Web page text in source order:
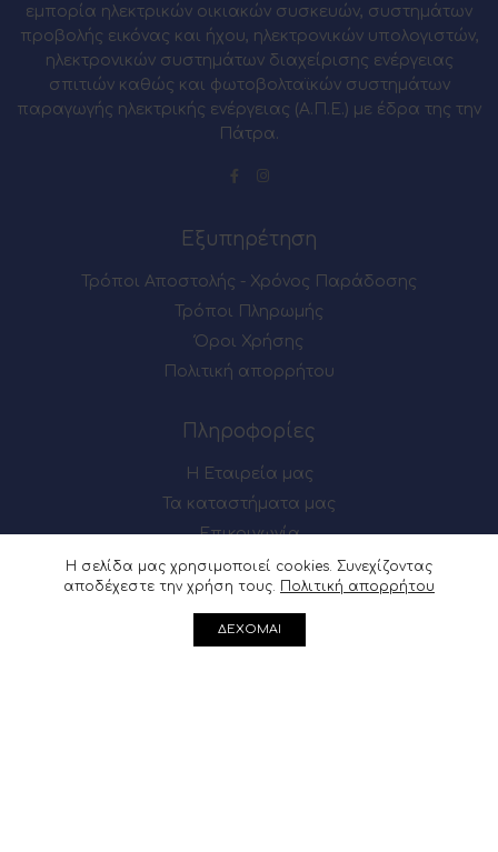
εμπορία ηλεκτρικών οικιακών συσκευών, συστημάτων
προβολής εικόνας και ήχου, ηλεκτρονικών υπολογιστών,
ηλεκτρονικών συστημάτων διαχείρισης ενέργειας
σπιτιών καθώς και φωτοβολταϊκών συστημάτων
παραγωγής ηλεκτρικής ενέργειας (Α.Π.Ε.) με έδρα της την
Πάτρα.
Εξυπηρέτηση
Τρόποι Αποστολής - Χρόνος Παράδοσης
Τρόποι Πληρωμής
Όροι Χρήσης
Πολιτική απορρήτου
Πληροφορίες
Η Εταιρεία μας
Τα καταστήματα μας
Επικοινωνία
Πως θα μας βρείτε
Μαιζώνος 54-56, Πάτρα
Η σελίδα μας χρησιμοποιεί cookies. Συνεχίζοντας
αποδέχεστε την χρήση τους. Πολιτική απορρήτου
ΔΕΧΟΜΑΙ